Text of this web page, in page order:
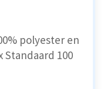
polyester en
Standaard 100